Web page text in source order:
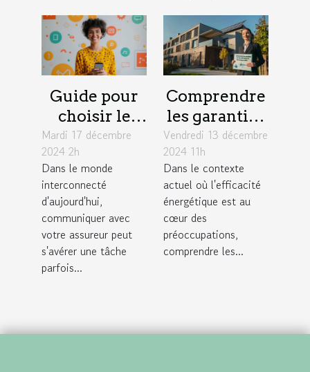
Guide pour
choisir le
meilleur
moyen de
contact avec
votre
assureur
Mardi 17 décembre
2024 2h
Dans le monde
interconnecté
d'aujourd'hui,
communiquer avec
votre assureur peut
s'avérer une tâche
parfois...
Comprendre
les garanties
d'une
assurance
pour audits
énergétiques
Vendredi 13 décembre
2024 11h
Dans le contexte
actuel où l'efficacité
énergétique est au
cœur des
préoccupations,
comprendre les...